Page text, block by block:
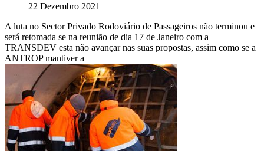
22 Dezembro 2021
A luta no Sector Privado Rodoviário de Passageiros não terminou e
será retomada se na reunião de dia 17 de Janeiro com a
TRANSDEV esta não avançar nas suas propostas, assim como se a
ANTROP mantiver a